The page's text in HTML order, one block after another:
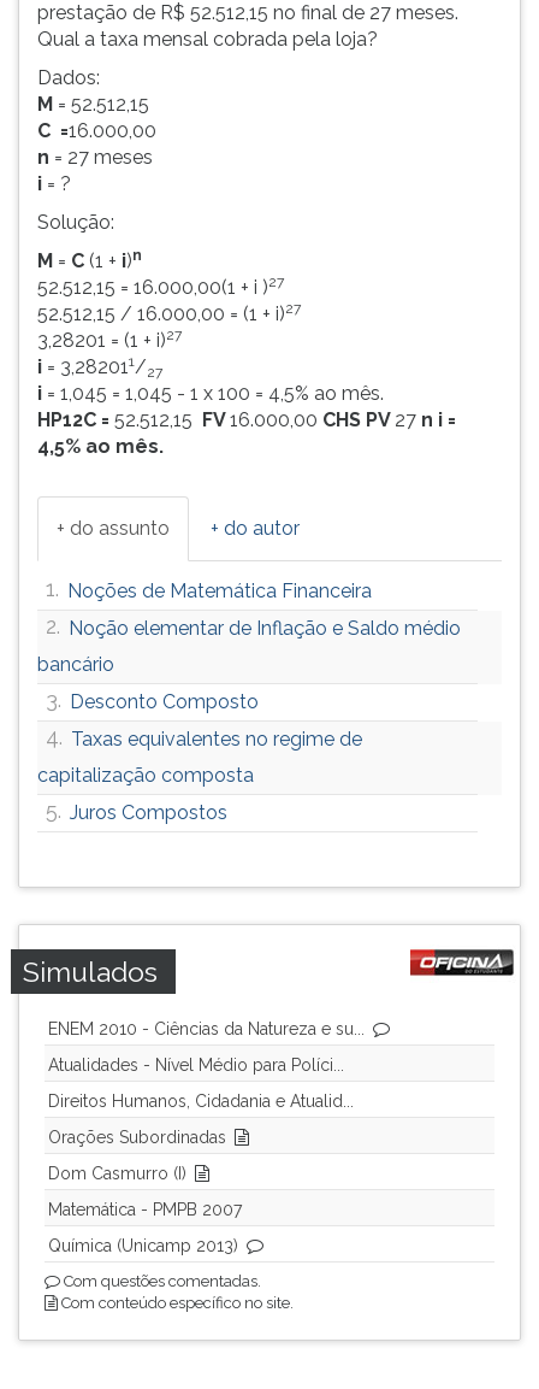
prestação de R$ 52.512,15 no final de 27 meses.
Qual a taxa mensal cobrada pela loja?
Dados:
M = 52.512,15
C =16.000,00
n = 27 meses
i = ?
Solução:
M = C (1 + i)n
52.512,15 = 16.000,00(1 + i )27
52.512,15 / 16.000,00 = (1 + i)27
3,28201 = (1 + i)27
i = 3,282011/27
i = 1,045 = 1,045 - 1 x 100 = 4,5% ao mês.
HP12C = 52.512,15 FV16.000,00 CHS PV 27 n i =
4,5% ao mês.
+ do assunto + do autor
1. Noções de Matemática Financeira
2. Noção elementar de Inflação e Saldo médio
bancário
3. Desconto Composto
4. Taxas equivalentes no regime de
capitalização composta
5. Juros Compostos
Simulados
ENEM 2010 - Ciências da Natureza e su...
Atualidades - Nível Médio para Políci...
Direitos Humanos, Cidadania e Atualid...
Orações Subordinadas
Dom Casmurro (I)
Matemática - PMPB 2007
Química (Unicamp 2013)
Com questões comentadas.
Com conteúdo específico no site.